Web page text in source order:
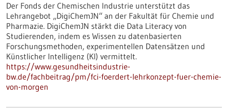
Der Fonds der Chemischen Industrie unterstützt das
Lehrangebot „DigiChemJN“ an der Fakultät für Chemie und
Pharmazie. DigiChemJN stärkt die Data Literacy von
Studierenden, indem es Wissen zu datenbasierten
Forschungsmethoden, experimentellen Datensätzen und
Künstlicher Intelligenz (KI) vermittelt.
https://www.gesundheitsindustrie-
bw.de/fachbeitrag/pm/fci-foerdert-lehrkonzept-fuer-chemie-
von-morgen